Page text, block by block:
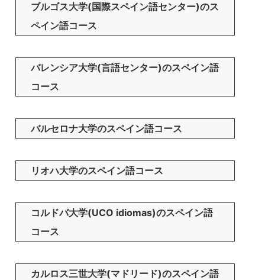
ブルゴス大学(国際スペイン語センター)のス
ペイン語コース
バレンシア大学(言語センター)のスペイン語
コース
バルセロナ大学のスペイン語コース
リオハ大学のスペイン語コース
コルドバ大学(UCO idiomas)のスペイン語
コース
カルロス三世大学(マドリード)のスペイン語